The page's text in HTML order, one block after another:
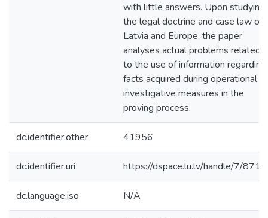
with little answers. Upon studying
the legal doctrine and case law of
Latvia and Europe, the paper
analyses actual problems related
to the use of information regarding
facts acquired during operational
investigative measures in the
proving process.
dc.identifier.other 41956
dc.identifier.uri https://dspace.lu.lv/handle/7/8716
dc.language.iso N/A